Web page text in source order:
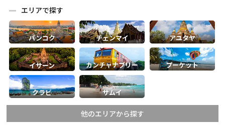
エリアで探す
バンコク チェンマイ アユタヤ
イサーン カンチャナブリー プーケット
クラビ サムイ
他のエリアから探す